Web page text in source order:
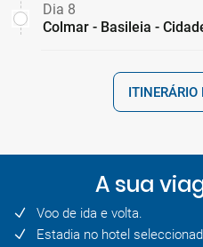
Dia 8
Colmar - Basileia -
A sua
Voo de ida e volta.
Estadia no hotel